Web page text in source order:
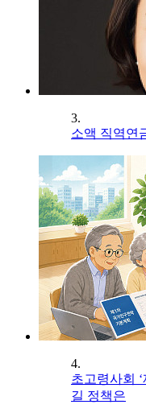
3.
소액 직역연
4.
초고령사회
길 정책은